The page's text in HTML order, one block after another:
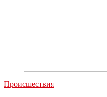
Происшествия